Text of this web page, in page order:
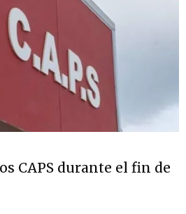
CAPS durante el fin de